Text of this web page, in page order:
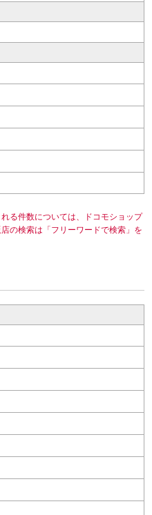
る件数については、ドコモショップ
の検索は「フリーワードで検索」を